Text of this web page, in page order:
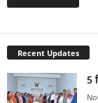
Recent Updates
5